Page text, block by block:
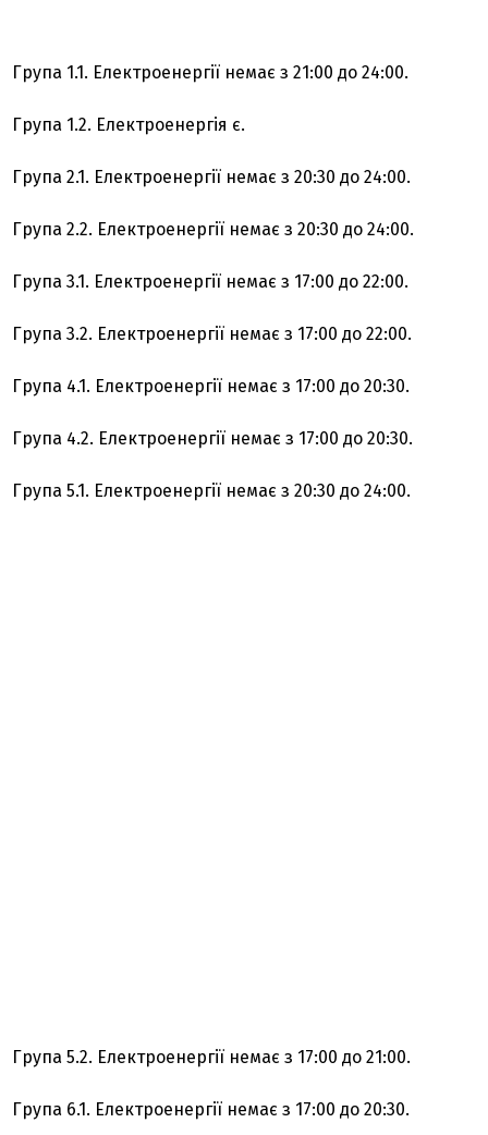
Група 1.1. Електроенергії немає з 21:00 до 24:00.
Група 1.2. Електроенергія є.
Група 2.1. Електроенергії немає з 20:30 до 24:00.
Група 2.2. Електроенергії немає з 20:30 до 24:00.
Група 3.1. Електроенергії немає з 17:00 до 22:00.
Група 3.2. Електроенергії немає з 17:00 до 22:00.
Група 4.1. Електроенергії немає з 17:00 до 20:30.
Група 4.2. Електроенергії немає з 17:00 до 20:30.
Група 5.1. Електроенергії немає з 20:30 до 24:00.
Група 5.2. Електроенергії немає з 17:00 до 21:00.
Група 6.1. Електроенергії немає з 17:00 до 20:30.